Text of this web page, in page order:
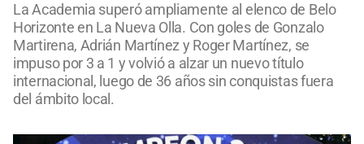
La Academia superó ampliamente al elenco de Belo
Horizonte en La Nueva Olla. Con goles de Gonzalo
Martirena, Adrián Martínez y Roger Martínez, se
impuso por 3 a 1 y volvió a alzar un nuevo título
internacional, luego de 36 años sin conquistas fuera
del ámbito local.